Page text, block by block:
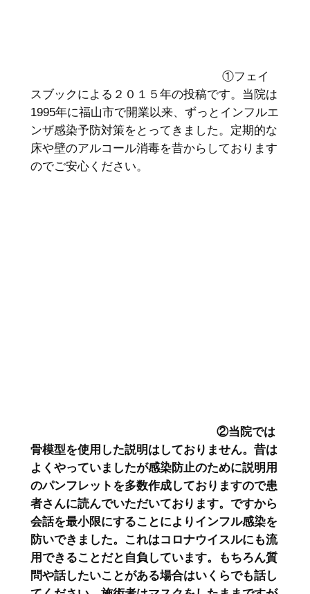
①フェイ
スブックによる２０１５年の投稿です。当院は
1995年に福山市で開業以来、ずっとインフルエ
ンザ感染予防対策をとってきました。定期的な
床や壁のアルコール消毒を昔からしております
のでご安心ください。
②当院では
骨模型を使用した説明はしておりません。昔は
よくやっていましたが感染防止のために説明用
のパンフレットを多数作成しておりますので患
者さんに読んでいただいております。ですから
会話を最小限にすることによりインフル感染を
防いできました。これはコロナウイスルにも流
用できることだと自負しています。もちろん質
問や話したいことがある場合はいくらでも話し